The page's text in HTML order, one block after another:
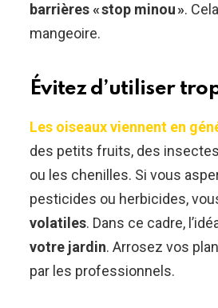
barrières « stop minou ».
mangeoire.
Évitez d’utiliser
Les oiseaux viennent en
des petits fruits, des
ou les chenilles. Si vous
pesticides ou herbicides,
volatiles. Dans ce cadre,
votre jardin. Arrosez vos
par les professionnels.